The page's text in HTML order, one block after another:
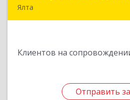
Ялта
Клиентов на
Отправить
Отправить